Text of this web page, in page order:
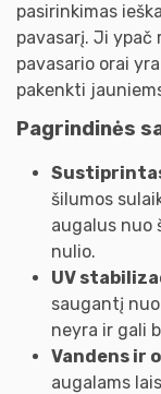
pasirinkimas
pavasarį. Ji ypač
pavasario orai
pakenkti
Pagrindinės
šilumos
augalus nuo
nulio.
UV
saugantį
neyra ir gali
Vandens ir
augalams